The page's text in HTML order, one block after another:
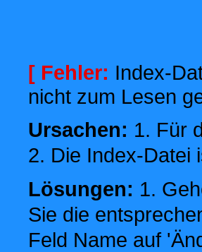
[ Fehler: Index-
nicht zum Lesen
Ursachen: 1. Für
2. Die Index-Datei
Lösungen: 1.
Sie die
Feld Name auf